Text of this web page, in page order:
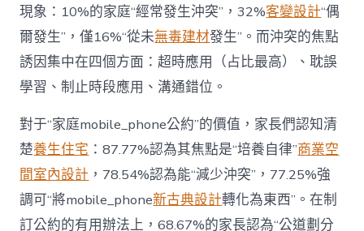
現象：10%的家庭“經常發生沖突”，32%客變設計“偶
爾發生”，僅16%“從未無毒建材發生”。而沖突的焦點
誘因集中在四個方面：超時應用（占比最高）、耽誤
學習、制止時段應用、溝通錯位。
對于“家庭mobile_phone公約”的價值，家長們認知清
楚養生住宅 ：87.77%認為其焦點是“培養自律”商業空
間室內設計 ，78.54%認為能“減少沖突”，77.25%強
調可“將mobile_phone新古典設計轉化為東西”。在制
訂公約的有用辦法上，68.67%的家長認為“公道劃分